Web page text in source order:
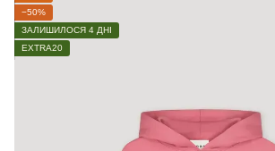
−50%
ЗАЛИШИЛОСЯ 4 ДНІ
EXTRA20